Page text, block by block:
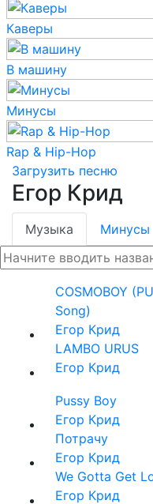
Каверы
В машину
Минусы
Rap & Hip-Hop
Загрузить песню
Егор Крид
Музыка Минусы
COSMOBOY
Song)
Егор Крид
LAMBO URUS
Егор Крид
Pussy Boy
Егор Крид
Потрачу
Егор Крид
We Gotta Get
Егор Крид